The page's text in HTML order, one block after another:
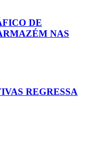
DE
NAS
REGRESSA